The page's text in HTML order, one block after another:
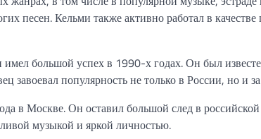
песен. Кельми также активно работал в
большой успех в 1990-х годах. Он был
популярность не только в России, но и
в Москве. Он оставил большой след в
музыкой и яркой личностью.